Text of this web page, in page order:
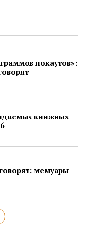
нокаутов»:
книжных
мемуары